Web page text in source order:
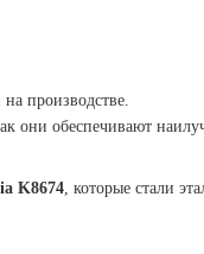
производстве.
они обеспечивают
K8674, которые стали